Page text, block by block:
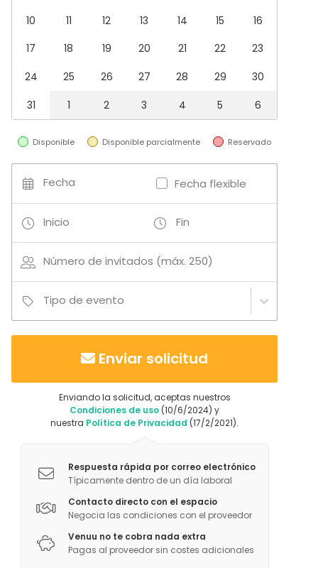
Boda
Reunión / Workshop
Evento corporativo
Fiesta infantil
Team building / Recreación
Actividades
Cocción / Clase de cócteles
10
11 12 13 14 15
16
17
18 19 20 21 22
23
24
25 26 27 28 29
30
31
1 2 3 4 5 6
Disponible Disponible parcialmente Reservado
Fecha Fecha flexible
Inicio Fin
Número de invitados (máx. 250)
Tipo de evento
Enviar solicitud
Enviando la solicitud, aceptas nuestros
Condiciones de uso (10/6/2024) y
nuestra Política de Privacidad (17/2/2021).
Respuesta rápida por correo electrónico
Típicamente dentro de un día laboral
Contacto directo con el espacio
Negocia las condiciones con el proveedor
Venuu no te cobra nada extra
Pagas al proveedor sin costes adicionales